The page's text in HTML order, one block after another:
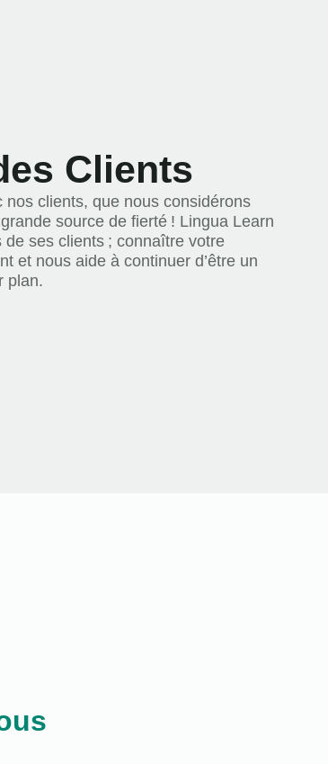
Clients
clients, que nous considérons
source de fierté ! Lingua Learn
de ses clients ; connaître votre
et nous aide à continuer d’être un
plan.